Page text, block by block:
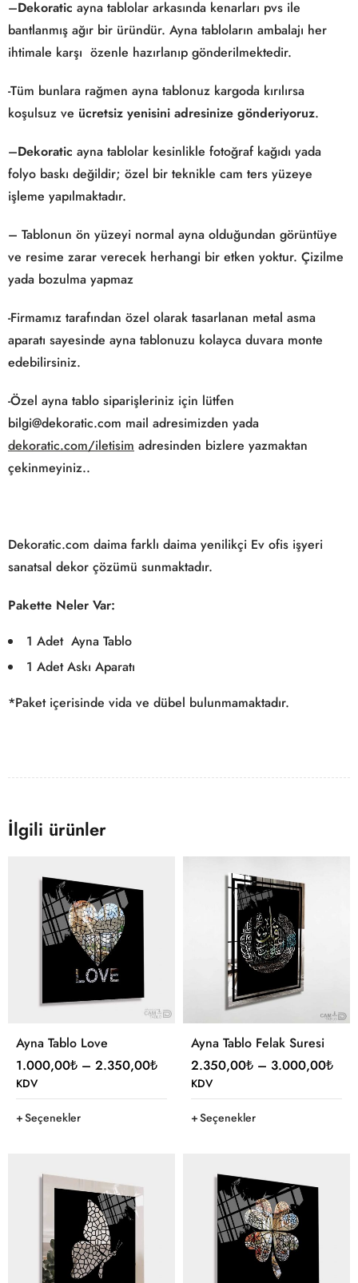
–Dekoratic ayna tablolar arkasında kenarları pvs ile
bantlanmış ağır bir üründür. Ayna tabloların ambalajı her
ihtimale karşı özenle hazırlanıp gönderilmektedir.
-Tüm bunlara rağmen ayna tablonuz kargoda kırılırsa
koşulsuz ve ücretsiz yenisini adresinize gönderiyoruz.
–Dekoratic ayna tablolar kesinlikle fotoğraf kağıdı yada
folyo baskı değildir; özel bir teknikle cam ters yüzeye
işleme yapılmaktadır.
– Tablonun ön yüzeyi normal ayna olduğundan görüntüye
ve resime zarar verecek herhangi bir etken yoktur. Çizilme
yada bozulma yapmaz
-Firmamız tarafından özel olarak tasarlanan metal asma
aparatı sayesinde ayna tablonuzu kolayca duvara monte
edebilirsiniz.
-Özel ayna tablo siparişleriniz için lütfen
bilgi@dekoratic.com mail adresimizden yada
dekoratic.com/iletisim adresinden bizlere yazmaktan
çekinmeyiniz..
Dekoratic.com daima farklı daima yenilikçi Ev ofis işyeri
sanatsal dekor çözümü sunmaktadır.
Pakette Neler Var:
1 Adet Ayna Tablo
1 Adet Askı Aparatı
*Paket içerisinde vida ve dübel bulunmamaktadır.
İlgili ürünler
Ayna Tablo Love
1.000,00₺ – 2.350,00₺
KDV
Seçenekler
Ayna Tablo Felak Suresi
2.350,00₺ – 3.000,00₺
KDV
Seçenekler